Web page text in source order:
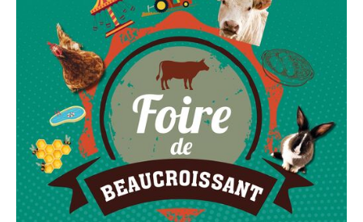
Info & Accès
Contact